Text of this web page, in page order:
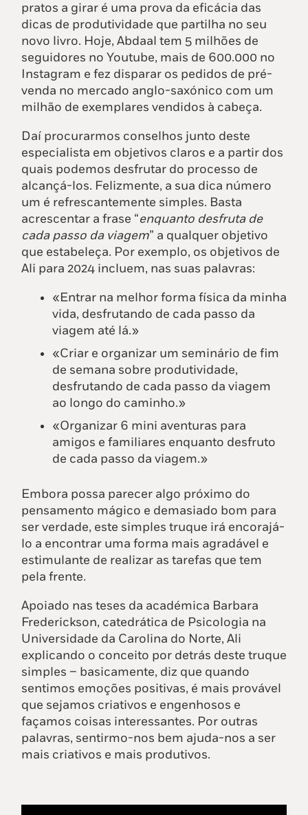
pratos a girar é uma prova da eficácia das
dicas de produtividade que partilha no seu
novo livro. Hoje, Abdaal tem 5 milhões de
seguidores no Youtube, mais de 600.000 no
Instagram e fez disparar os pedidos de pré-
venda no mercado anglo-saxónico com um
milhão de exemplares vendidos à cabeça.
Daí procurarmos conselhos junto deste
especialista em objetivos claros e a partir dos
quais podemos desfrutar do processo de
alcançá-los. Felizmente, a sua dica número
um é refrescantemente simples. Basta
acrescentar a frase “enquanto desfruta de
cada passo da viagem” a qualquer objetivo
que estabeleça. Por exemplo, os objetivos de
Ali para 2024 incluem, nas suas palavras:
«Entrar na melhor forma física da minha
vida, desfrutando de cada passo da
viagem até lá.»
«Criar e organizar um seminário de fim
de semana sobre produtividade,
desfrutando de cada passo da viagem
ao longo do caminho.»
«Organizar 6 mini aventuras para
amigos e familiares enquanto desfruto
de cada passo da viagem.»
Embora possa parecer algo próximo do
pensamento mágico e demasiado bom para
ser verdade, este simples truque irá encorajá-
lo a encontrar uma forma mais agradável e
estimulante de realizar as tarefas que tem
pela frente.
Apoiado nas teses da académica Barbara
Frederickson, catedrática de Psicologia na
Universidade da Carolina do Norte, Ali
explicando o conceito por detrás deste truque
simples – basicamente, diz que quando
sentimos emoções positivas, é mais provável
que sejamos criativos e engenhosos e
façamos coisas interessantes. Por outras
palavras, sentirmo-nos bem ajuda-nos a ser
mais criativos e mais produtivos.